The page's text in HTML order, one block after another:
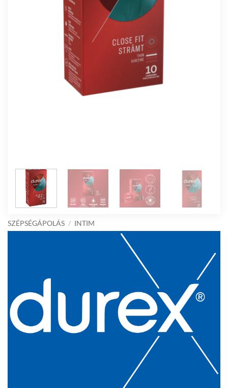
SZÉPSÉGÁPOLÁS / INTIM